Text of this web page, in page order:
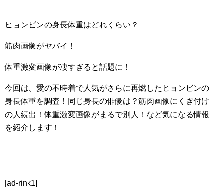
ヒョンビンの身長体重はどれくらい？
筋肉画像がヤバイ！
体重激変画像が凄すぎると話題に！
今回は、愛の不時着で人気がさらに再燃したヒョンビンの
身長体重を調査！同じ身長の俳優は？筋肉画像にくぎ付け
の人続出！体重激変画像がまるで別人！など気になる情報
を紹介します！
[ad-rink1]